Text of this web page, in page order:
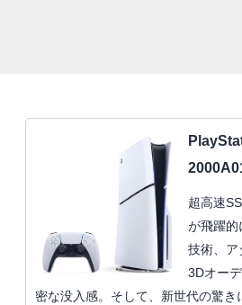
超高速
が飛躍的
技術、ア
3Dオー
密な没入感。そして、新世代の驚き